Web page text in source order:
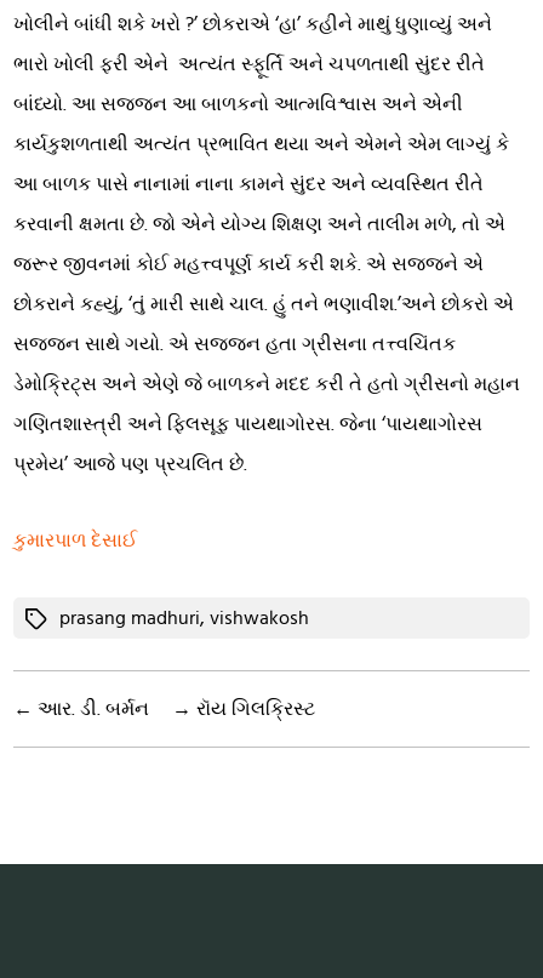
ખોલીને બાંધી શકે ખરો ?’ છોકરાએ ‘હા’ કહીને માથું ધુણાવ્યું અને
ભારો ખોલી ફરી એને અત્યંત સ્ફૂર્તિ અને ચપળતાથી સુંદર રીતે
બાંધ્યો. આ સજ્જન આ બાળકનો આત્મવિશ્વાસ અને એની
કાર્યકુશળતાથી અત્યંત પ્રભાવિત થયા અને એમને એમ લાગ્યું કે
આ બાળક પાસે નાનામાં નાના કામને સુંદર અને વ્યવસ્થિત રીતે
કરવાની ક્ષમતા છે. જો એને યોગ્ય શિક્ષણ અને તાલીમ મળે, તો એ
જરૂર જીવનમાં કોઈ મહત્ત્વપૂર્ણ કાર્ય કરી શકે. એ સજ્જને એ
છોકરાને કહ્યું, ‘તું મારી સાથે ચાલ. હું તને ભણાવીશ.’અને છોકરો એ
સજ્જન સાથે ગયો. એ સજ્જન હતા ગ્રીસના તત્ત્વચિંતક
ડેમોક્રિટ્સ અને એણે જે બાળકને મદદ કરી તે હતો ગ્રીસનો મહાન
ગણિતશાસ્ત્રી અને ફિલસૂફ પાયથાગોરસ. જેના ‘પાયથાગોરસ
પ્રમેય’ આજે પણ પ્રચલિત છે.
કુમારપાળ દેસાઈ
Tagsprasang madhuri,vishwakosh
← આર. ડી. બર્મન → રૉય ગિલક્રિસ્ટ